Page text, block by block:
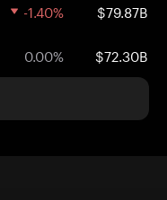
-1.40% $79.87B
0.00% $72.30B